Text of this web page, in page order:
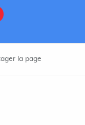
la page